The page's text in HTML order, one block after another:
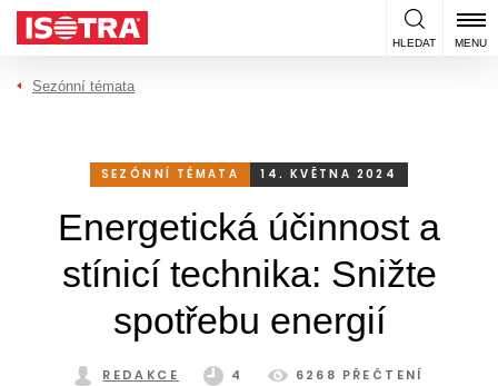
Přeskočit na obsah
HLEDAT MENU
Sezónní témata
SEZÓNNÍ TÉMATA 14. KVĚTNA 2024
Energetická účinnost a
stínicí technika: Snižte
spotřebu energií
REDAKCE 4 6268 PŘEČTENÍ